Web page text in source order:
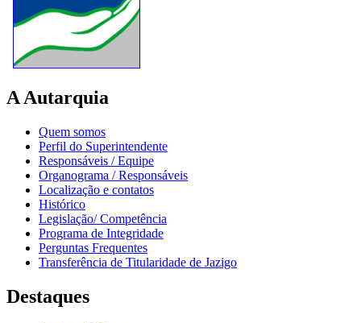
A Autarquia
Quem somos
Perfil do Superintendente
Responsáveis / Equipe
Organograma / Responsáveis
Localização e contatos
Histórico
Legislação/ Competência
Programa de Integridade
Perguntas Frequentes
Transferência de Titularidade de Jazigo
Destaques